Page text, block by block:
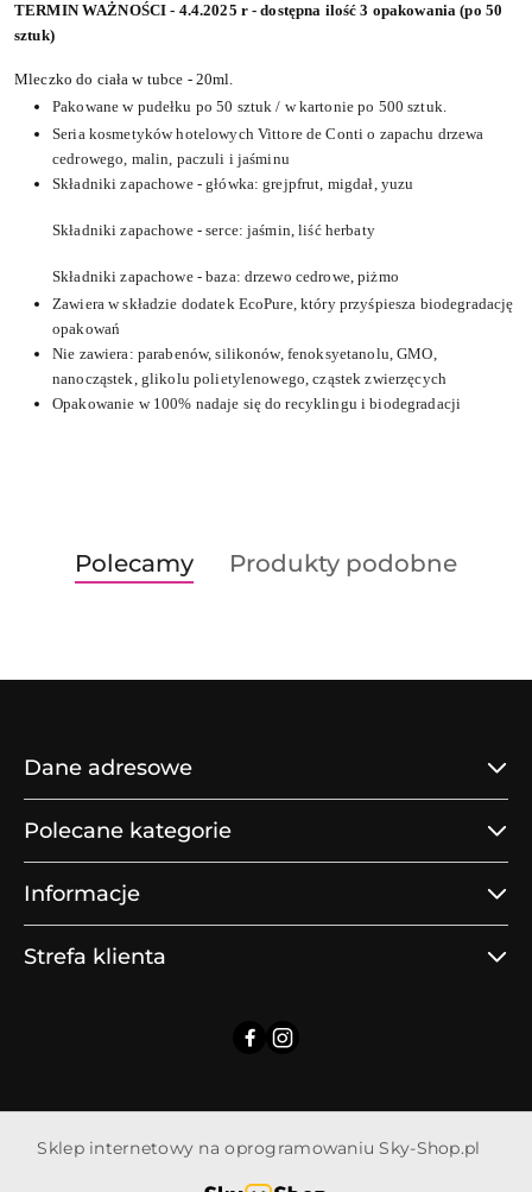
TERMIN WAŻNOŚCI - 4.4.2025 r - dostępna ilość 3 opakowania (po 50
sztuk)
Mleczko do ciała w tubce - 20ml.
Pakowane w pudełku po 50 sztuk / w kartonie po 500 sztuk.
Seria kosmetyków hotelowych Vittore de Conti o zapachu drzewa
cedrowego, malin, paczuli i jaśminu
Składniki zapachowe - główka: grejpfrut, migdał, yuzu
Składniki zapachowe - serce: jaśmin, liść herbaty
Składniki zapachowe - baza: drzewo cedrowe, piżmo
Zawiera w składzie dodatek EcoPure, który przyśpiesza biodegradację
opakowań
Nie zawiera: parabenów, silikonów, fenoksyetanolu, GMO,
nanocząstek, glikolu polietylenowego, cząstek zwierzęcych
Opakowanie w 100% nadaje się do recyklingu i biodegradacji
Pomiń karuzelę produktów
Produkty
o
Polecamy
Produkty
Produkty podobne
Dane adresowe
Polecane kategorie
Informacje
Strefa klienta
Sklep internetowy na oprogramowaniu Sky-Shop.pl